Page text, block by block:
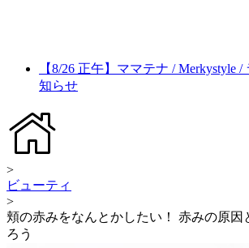
【8/26 正午】ママテナ / Merkystyle
知らせ
>
ビューティ
>
頬の赤みをなんとかしたい！ 赤みの原因
ろう